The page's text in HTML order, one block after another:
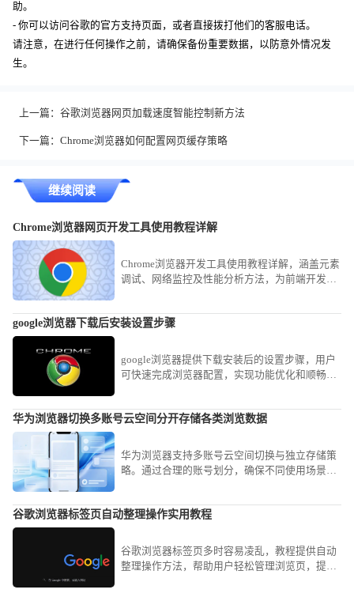
助。
- 你可以访问谷歌的官方支持页面，或者直接拨打他们的客服电话。
请注意，在进行任何操作之前，请确保备份重要数据，以防意外情况发
生。
上一篇： 谷歌浏览器网页加载速度智能控制新方法
下一篇： Chrome浏览器如何配置网页缓存策略
继续阅读
Chrome浏览器网页开发工具使用教程详解
Chrome浏览器开发工具使用教程详解，涵盖元素
调试、网络监控及性能分析方法，为前端开发者
google浏览器下载后安装设置步骤
google浏览器提供下载安装后的设置步骤，用户
可快速完成浏览器配置，实现功能优化和顺畅使
华为浏览器切换多账号云空间分开存储各类浏览数据
华为浏览器支持多账号云空间切换与独立存储策
略。通过合理的账号划分，确保不同使用场景下
谷歌浏览器标签页自动整理操作实用教程
谷歌浏览器标签页多时容易凌乱，教程提供自动
整理操作方法，帮助用户轻松管理浏览页，提高